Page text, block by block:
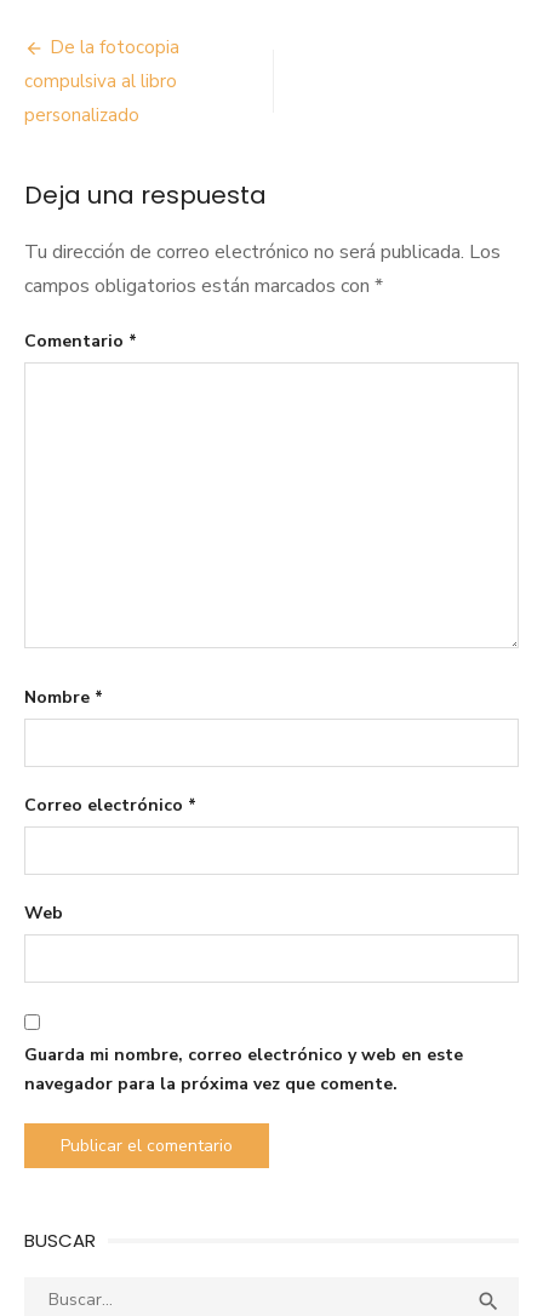
Navegación
de
entradas
De la fotocopia
compulsiva al libro
personalizado
Deja una respuesta
Tu dirección de correo electrónico no será publicada. Los
campos obligatorios están marcados con *
Comentario *
Nombre *
Correo electrónico *
Web
Guarda mi nombre, correo electrónico y web en este
navegador para la próxima vez que comente.
BUSCAR
Buscar: 